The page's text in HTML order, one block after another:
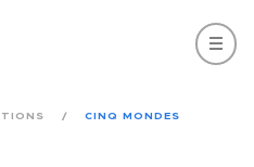
CINQ MONDES